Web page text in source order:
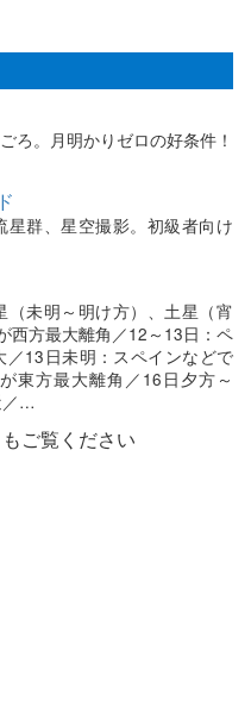
ろ。月明かりゼロの好条件！
星群、星空撮影。初級者向け
（未明～明け方）、土星（宵
西方最大離角／12～13日：ペ
／13日未明：スペインなどで
東方最大離角／16日夕方～
／…
もご覧ください